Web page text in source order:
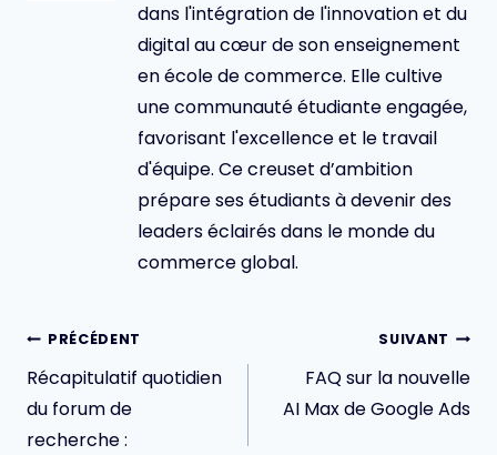
dans l'intégration de l'innovation et du
digital au cœur de son enseignement
en école de commerce. Elle cultive
une communauté étudiante engagée,
favorisant l'excellence et le travail
d'équipe. Ce creuset d’ambition
prépare ses étudiants à devenir des
leaders éclairés dans le monde du
commerce global.
Navigation
de
l’article
PRÉCÉDENT
Récapitulatif quotidien
du forum de
recherche :
SUIVANT
FAQ sur la nouvelle
AI Max de Google Ads